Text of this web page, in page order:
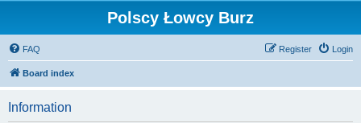
Polscy Łowcy Burz
FAQ Login
Register
Board index
Information